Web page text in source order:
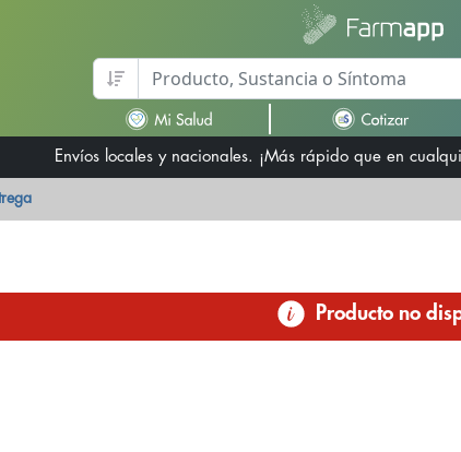
Envíos locales y nacionales. ¡Más rápido que en
Producto no